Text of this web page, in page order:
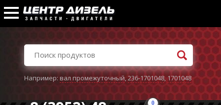
Например:вал промежуточный,236-1701048,1701048
0